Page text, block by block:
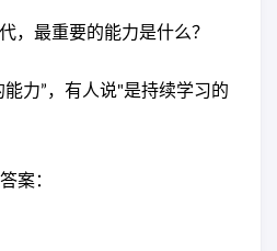
，最重要的能力是什么？
力”，有人说"是持续学习的
案：